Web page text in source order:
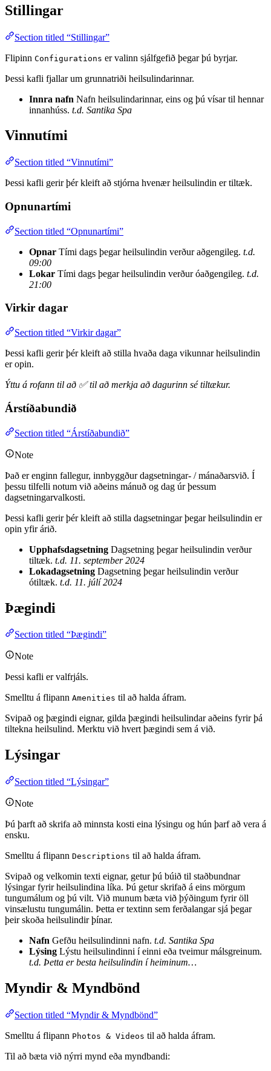
Stillingar
Section titled “Stillingar”
Flipinn Configurations er valinn sjálfgefið þegar þú byrjar.
Þessi kafli fjallar um grunnatriði heilsulindarinnar.
Innra nafn Nafn heilsulindarinnar, eins og þú vísar til hennar
innanhúss. t.d. Santika Spa
Vinnutími
Section titled “Vinnutími”
Þessi kafli gerir þér kleift að stjórna hvenær heilsulindin er tiltæk.
Opnunartími
Section titled “Opnunartími”
Opnar Tími dags þegar heilsulindin verður aðgengileg. t.d.
09:00
Lokar Tími dags þegar heilsulindin verður óaðgengileg. t.d.
21:00
Virkir dagar
Section titled “Virkir dagar”
Þessi kafli gerir þér kleift að stilla hvaða daga vikunnar heilsulindin
er opin.
Ýttu á rofann til að ✅ til að merkja að dagurinn sé tiltækur.
Árstíðabundið
Section titled “Árstíðabundið”
Note
Það er enginn fallegur, innbyggður dagsetningar- / mánaðarsvið. Í
þessu tilfelli notum við aðeins mánuð og dag úr þessum
dagsetningarvalkosti.
Þessi kafli gerir þér kleift að stilla dagsetningar þegar heilsulindin er
opin yfir árið.
Upphafsdagsetning Dagsetning þegar heilsulindin verður
tiltæk. t.d. 11. september 2024
Lokadagsetning Dagsetning þegar heilsulindin verður
ótiltæk. t.d. 11. júlí 2024
Þægindi
Section titled “Þægindi”
Note
Þessi kafli er valfrjáls.
Smelltu á flipann Amenities til að halda áfram.
Svipað og þægindi eignar, gilda þægindi heilsulindar aðeins fyrir þá
tiltekna heilsulind. Merktu við hvert þægindi sem á við.
Lýsingar
Section titled “Lýsingar”
Note
Þú þarft að skrifa að minnsta kosti eina lýsingu og hún þarf að vera á
ensku.
Smelltu á flipann Descriptions til að halda áfram.
Svipað og velkomin texti eignar, getur þú búið til staðbundnar
lýsingar fyrir heilsulindina líka. Þú getur skrifað á eins mörgum
tungumálum og þú vilt. Við munum bæta við þýðingum fyrir öll
vinsælustu tungumálin. Þetta er textinn sem ferðalangar sjá þegar
þeir skoða heilsulindir þínar.
Nafn Gefðu heilsulindinni nafn. t.d. Santika Spa
Lýsing Lýstu heilsulindinni í einni eða tveimur málsgreinum.
t.d. Þetta er besta heilsulindin í heiminum…
Myndir & Myndbönd
Section titled “Myndir & Myndbönd”
Smelltu á flipann Photos & Videos til að halda áfram.
Til að bæta við nýrri mynd eða myndbandi: